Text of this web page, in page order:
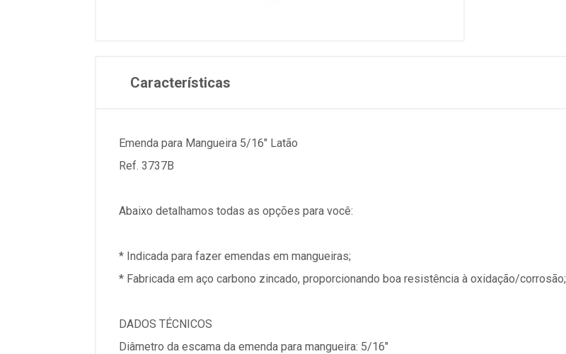
Características
Emenda para Mangueira 5/16" Latão
Ref. 3737B
Abaixo detalhamos todas as opções para você:
* Indicada para fazer emendas em mangueiras;
* Fabricada em aço carbono zincado, proporcionando boa resistência à oxidação/corrosão;
DADOS TÉCNICOS
Diâmetro da escama da emenda para mangueira: 5/16"